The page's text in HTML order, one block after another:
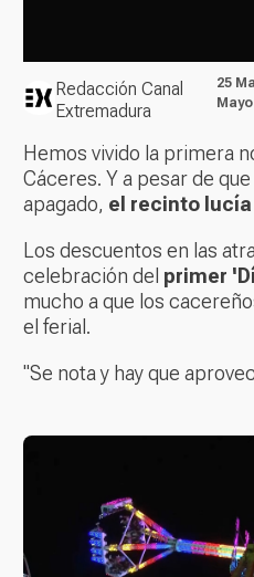
Redacción Canal
Extremadura
25
Hemos vivido la primera
Cáceres. Y a pesar de
apagado, el recinto
Los descuentos en las
celebración del primer
mucho a que los
el ferial.
"Se nota y hay que